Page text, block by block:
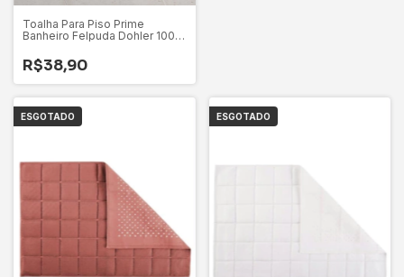
Toalha Para Piso Prime
Banheiro Felpuda Dohler 100%
R$38,90
ESGOTADO ESGOTADO